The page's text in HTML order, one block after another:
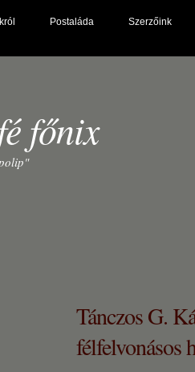
Postaláda Szerzőink
főnix
Tánczos G.
félfelvonásos